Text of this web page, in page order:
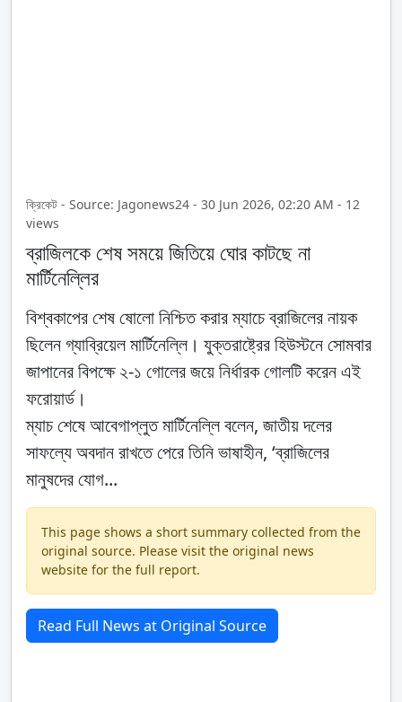
ক্রিকেট - Source: Jagonews24 - 30 Jun 2026, 02:20 AM - 12
views
ব্রাজিলকে শেষ সময়ে জিতিয়ে ঘোর কাটছে না
মার্টিনেল্লির
বিশ্বকাপের শেষ ষোলো নিশ্চিত করার ম্যাচে ব্রাজিলের নায়ক
ছিলেন গ্যাব্রিয়েল মার্টিনেল্লি। যুক্তরাষ্ট্রের হিউস্টনে সোমবার
জাপানের বিপক্ষে ২-১ গোলের জয়ে নির্ধারক গোলটি করেন এই
ফরোয়ার্ড।
ম্যাচ শেষে আবেগাপ্লুত মার্টিনেল্লি বলেন, জাতীয় দলের
সাফল্যে অবদান রাখতে পেরে তিনি ভাষাহীন, ‘ব্রাজিলের
মানুষদের যোগ...
This page shows a short summary collected from the
original source. Please visit the original news
website for the full report.
Read Full News at Original Source